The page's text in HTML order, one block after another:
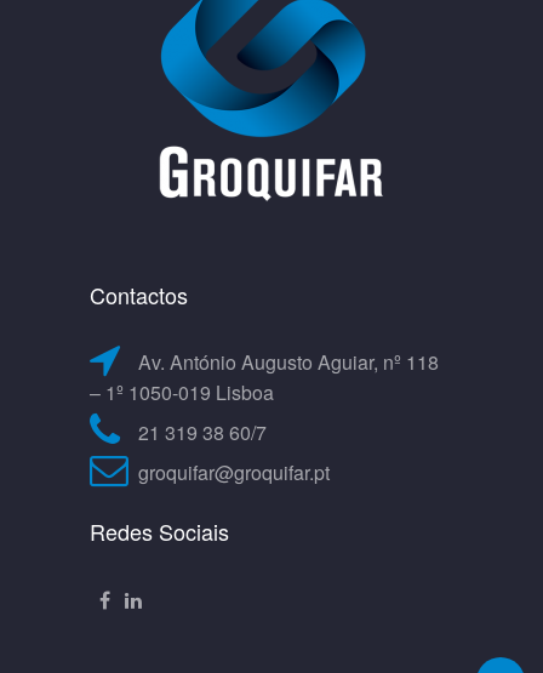
Contactos
Av. António Augusto Aguiar, nº 118
– 1º 1050-019 Lisboa
21 319 38 60/7
groquifar@groquifar.pt
Redes Sociais